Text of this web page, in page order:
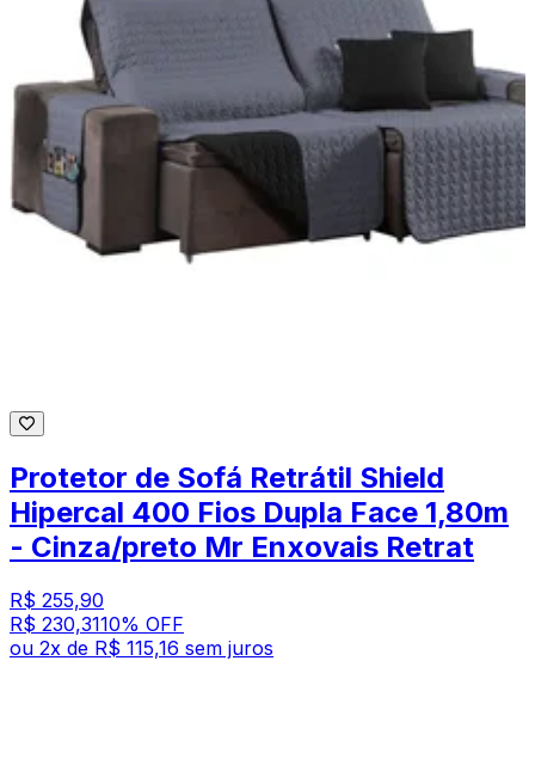
Protetor de Sofá Retrátil Shield
Hipercal 400 Fios Dupla Face 1,80m
- Cinza/preto Mr Enxovais Retrat
R$ 255,90
R$ 230,3110% OFF
ou 2x de R$ 115,16 sem juros